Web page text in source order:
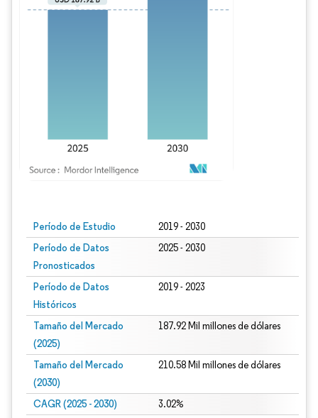
Período de Estudio 2019 - 2030
Período de Datos
Pronosticados
2025 - 2030
Período de Datos
Históricos
2019 - 2023
Tamaño del Mercado
(2025)
187.92 Mil millones de dólares
Tamaño del Mercado
(2030)
210.58 Mil millones de dólares
CAGR (2025 - 2030) 3.02%